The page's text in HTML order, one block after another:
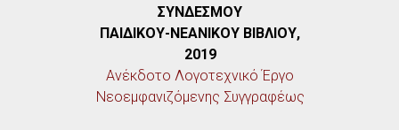
ΣΥΝΔΕΣΜΟΥ
ΠΑΙΔΙΚΟΥ-ΝΕΑΝΙΚΟΥ ΒΙΒΛΙΟΥ,
2019
Ανέκδοτο Λογοτεχνικό Έργο
Νεοεμφανιζόμενης Συγγραφέως